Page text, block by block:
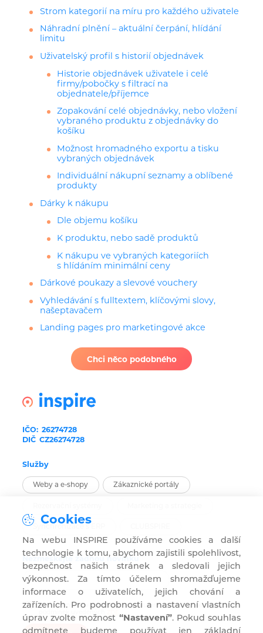
Strom kategorií na míru pro každého uživatele
Náhradní plnění – aktuální čerpání, hlídání
limitu
Uživatelský profil s historií objednávek
Historie objednávek uživatele i celé
firmy/pobočky s filtrací na
objednatele/příjemce
Zopakování celé objednávky, nebo vložení
vybraného produktu z objednávky do
košíku
Možnost hromadného exportu a tisku
vybraných objednávek
Individuální nákupní seznamy a oblíbené
produkty
Dárky k nákupu
Dle objemu košíku
K produktu, nebo sadě produktů
K nákupu ve vybraných kategoriích
s hlídáním minimální ceny
Dárkové poukazy a slevové vouchery
Vyhledávání s fulltextem, klíčovými slovy,
našeptavačem
Landing pages pro marketingové akce
Chci něco podobného
IČO: 26274728
DIČ CZ26274728
Služby
Weby a e-shopy Zákaznické portály
Nezmeškejte žádnou novinku
Souhlasím s užíváním mého e-mailu pro marketingové účely za
podmínek uvedených
Cookies
Na webu INSPIRE používáme cookies a další
technologie k tomu, abychom zajistili spolehlivost,
bezpečnost našich stránek a sledovali jejich
výkonnost. Za tímto účelem shromažďujeme
informace o uživatelích, jejich chování a
zařízeních. Pro podrobnosti a nastavení vlastních
úprav zvolte možnost “Nastavení”. Pokud souhlas